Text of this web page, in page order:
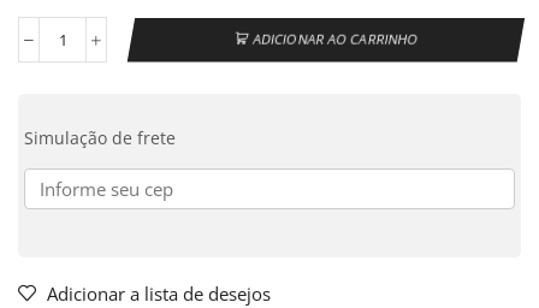
ADICIONAR AO CARRINHO
Simulação de frete
Adicionar a lista de desejos